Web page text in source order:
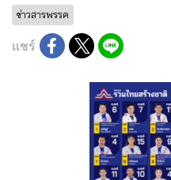
ข่าวสารพรรค
แชร์